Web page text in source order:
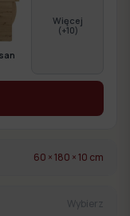
Więcej
(+10)
60 × 180 × 10 cm
Wybierz